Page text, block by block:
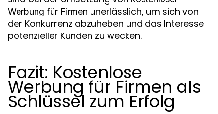
Werbung für Firmen unerlässlich, um sich von
der Konkurrenz abzuheben und das Interesse
potenzieller Kunden zu wecken.
Fazit: Kostenlose
Werbung für Firmen als
Schlüssel zum Erfolg